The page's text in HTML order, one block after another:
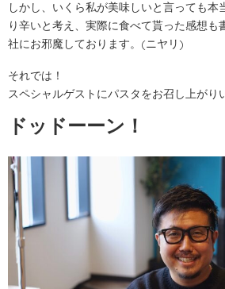
しかし、いくら私が美味しいと言っても本
り辛いと考え、実際に食べて貰った感想も
社にお邪魔しております。(ニヤリ)
それでは！
スペシャルゲストにパスタをお召し上がり
ドッドーーン！